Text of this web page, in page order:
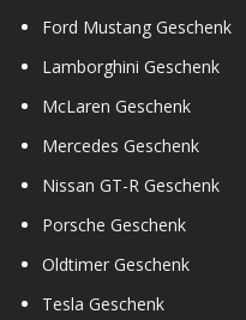
Ford Mustang Geschenk
Lamborghini Geschenk
McLaren Geschenk
Mercedes Geschenk
Nissan GT-R Geschenk
Porsche Geschenk
Oldtimer Geschenk
Tesla Geschenk